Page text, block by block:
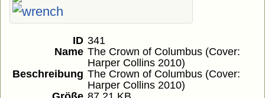
ID 341
Name The Crown of Columbus (Cover:
Harper Collins 2010)
Beschreibung The Crown of Columbus (Cover:
Harper Collins 2010)